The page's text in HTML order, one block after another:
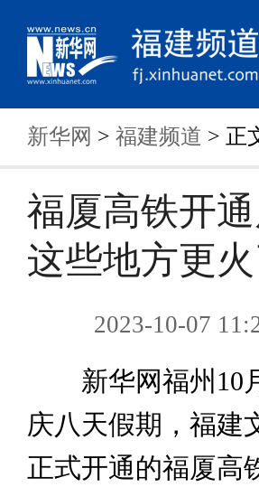
新华网 > 福建频道 > 正
福厦高铁开
这些地方更火
2023-10-07
新华网福州10
庆八天假期，福建
正式开通的福厦高